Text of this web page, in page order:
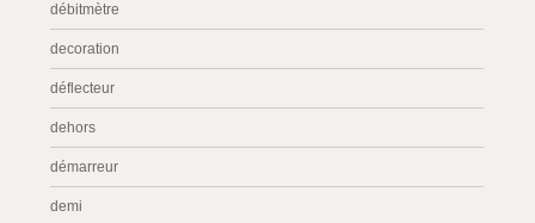
débitmètre
decoration
déflecteur
dehors
démarreur
demi